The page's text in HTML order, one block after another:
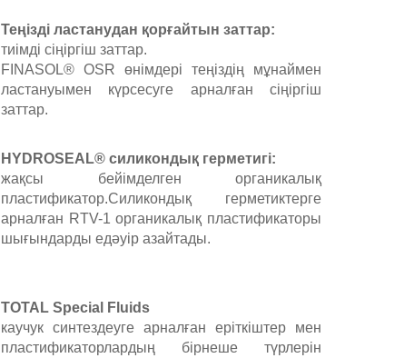
Теңізді ластанудан қорғайтын заттар:
тиімді сіңіргіш заттар.
FINASOL® OSR өнімдері теңіздің мұнаймен
ластануымен күрсесуге арналған сіңіргіш
заттар.
HYDROSEAL® силикондық герметигі:
жақсы бейімделген органикалық
пластификатор.Силикондық герметиктерге
арналған RTV-1 органикалық пластификаторы
шығындарды едәуір азайтады.
TOTAL Special Fluids
каучук синтездеуге арналған еріткіштер мен
пластификаторлардың бірнеше түрлерін